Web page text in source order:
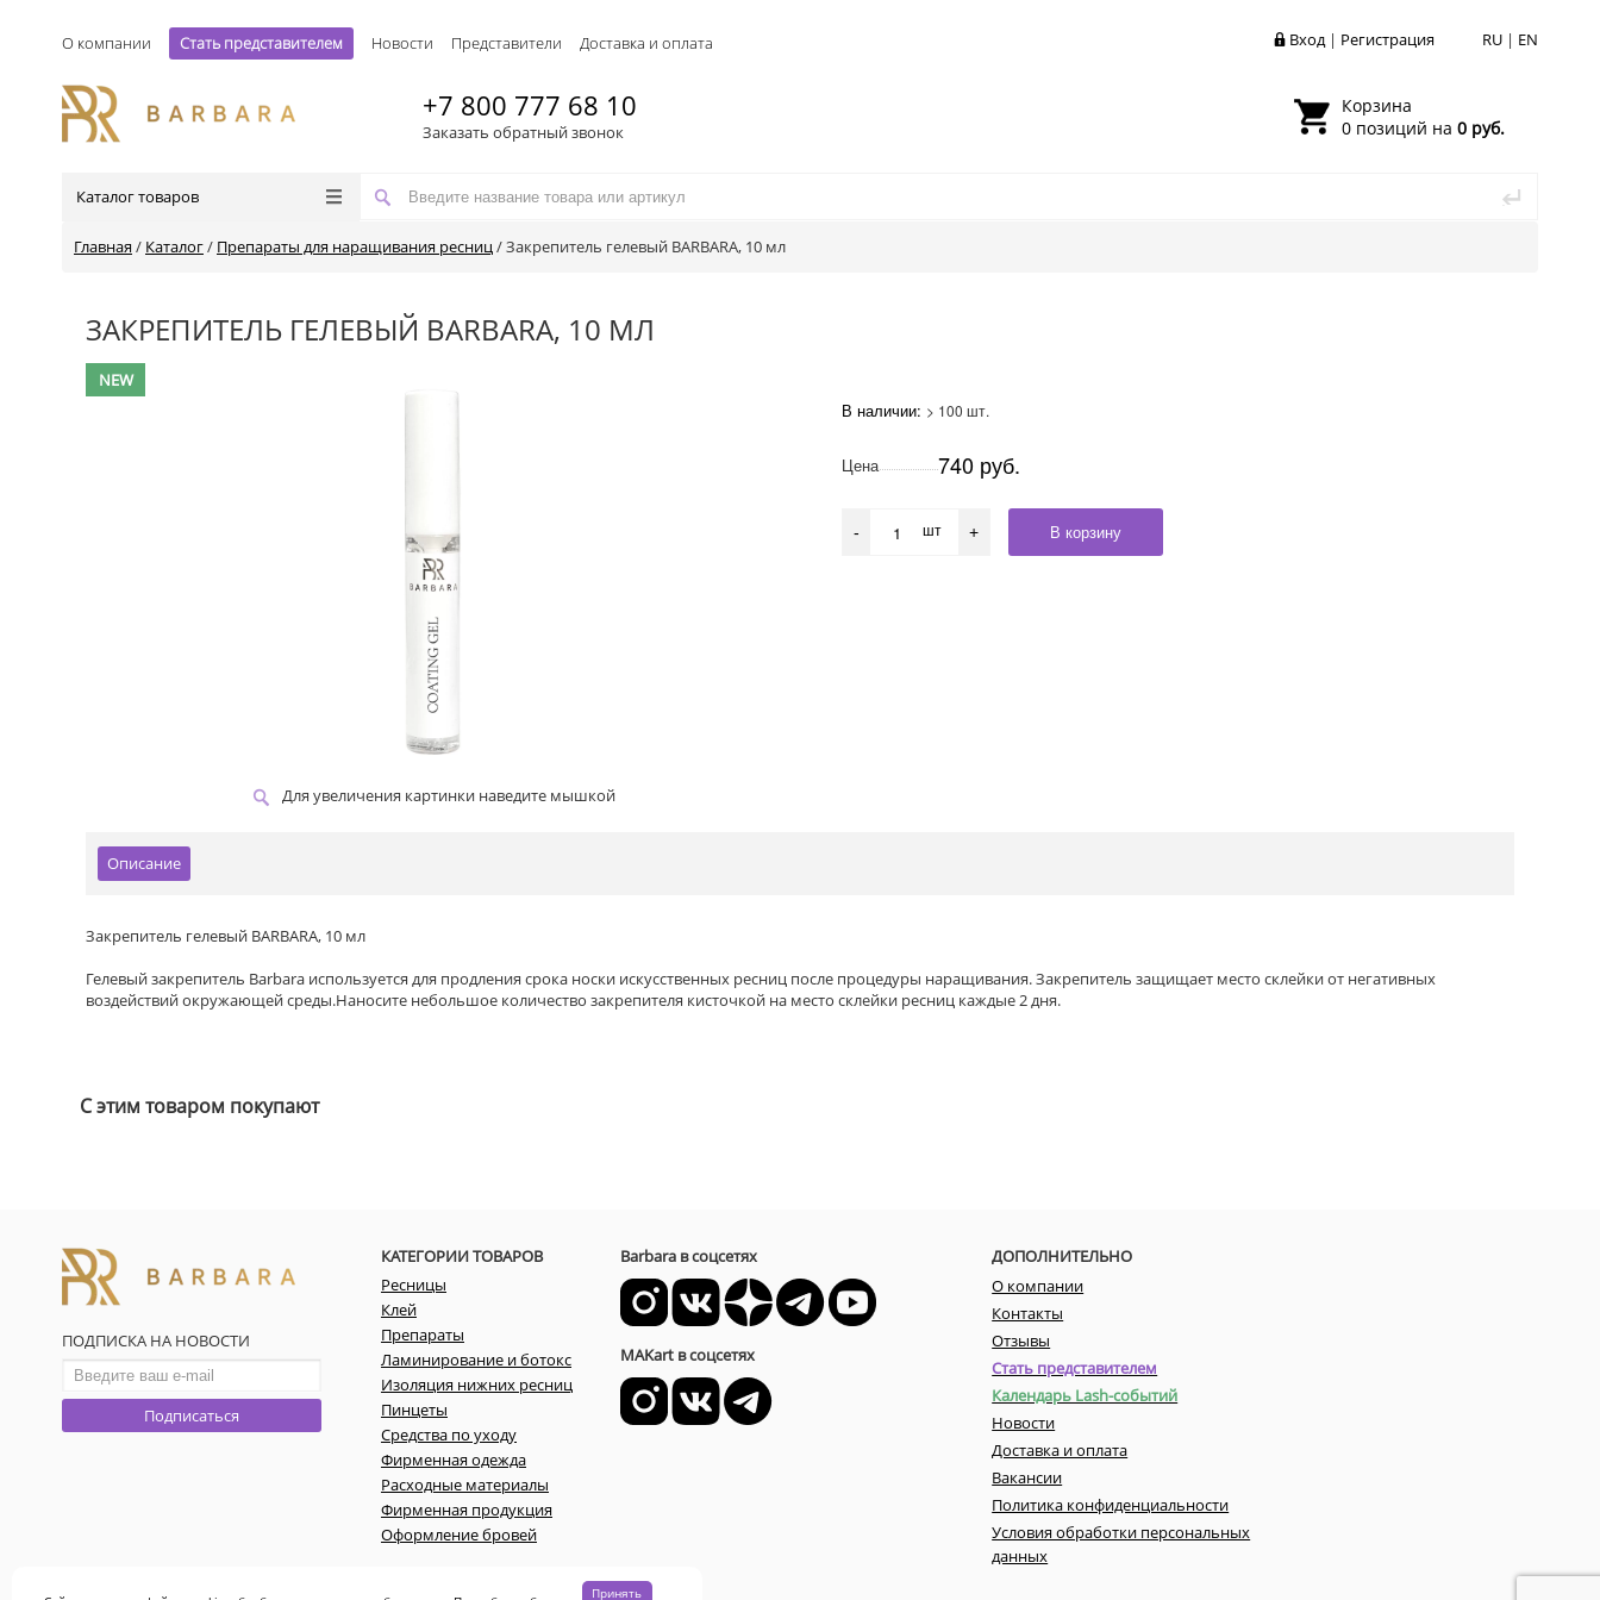
RU | EN
Вход| Регистрация
О компании Стать представителем Новости Представители Доставка и оплата
+7 800 777 68 10
Заказать обратный звонок
Корзина
0 позиций на 0 руб.
Каталог товаров
Главная / Каталог/ Препараты для наращивания ресниц/Закрепитель гелевый BARBARA, 10 мл
ЗАКРЕПИТЕЛЬ ГЕЛЕВЫЙ BARBARA, 10 МЛ
NEW
Для увеличения картинки наведите мышкой
В наличии: > 100 шт.
Цена 740 руб.
- шт + В корзину
Описание
Закрепитель гелевый BARBARA, 10 мл
Гелевый закрепитель Barbara используется для продления срока носки искусственных ресниц после процедуры наращивания. Закрепитель защищает место склейки от негативных
воздействий окружающей среды.Наносите небольшое количество закрепителя кисточкой на место склейки ресниц каждые 2 дня.
С этим товаром покупают
ПОДПИСКА НА НОВОСТИ
Подписаться
КАТЕГОРИИ ТОВАРОВ
Ресницы
Клей
Препараты
Ламинирование и ботокс
Изоляция нижних ресниц
Пинцеты
Средства по уходу
Фирменная одежда
Расходные материалы
Фирменная продукция
Оформление бровей
Barbara в соцсетях
MAKart в соцсетях
ДОПОЛНИТЕЛЬНО
О компании
Контакты
Отзывы
Стать представителем
Календарь Lash-событий
Новости
Доставка и оплата
Вакансии
Политика конфиденциальности
Условия обработки персональных
данных
Принять